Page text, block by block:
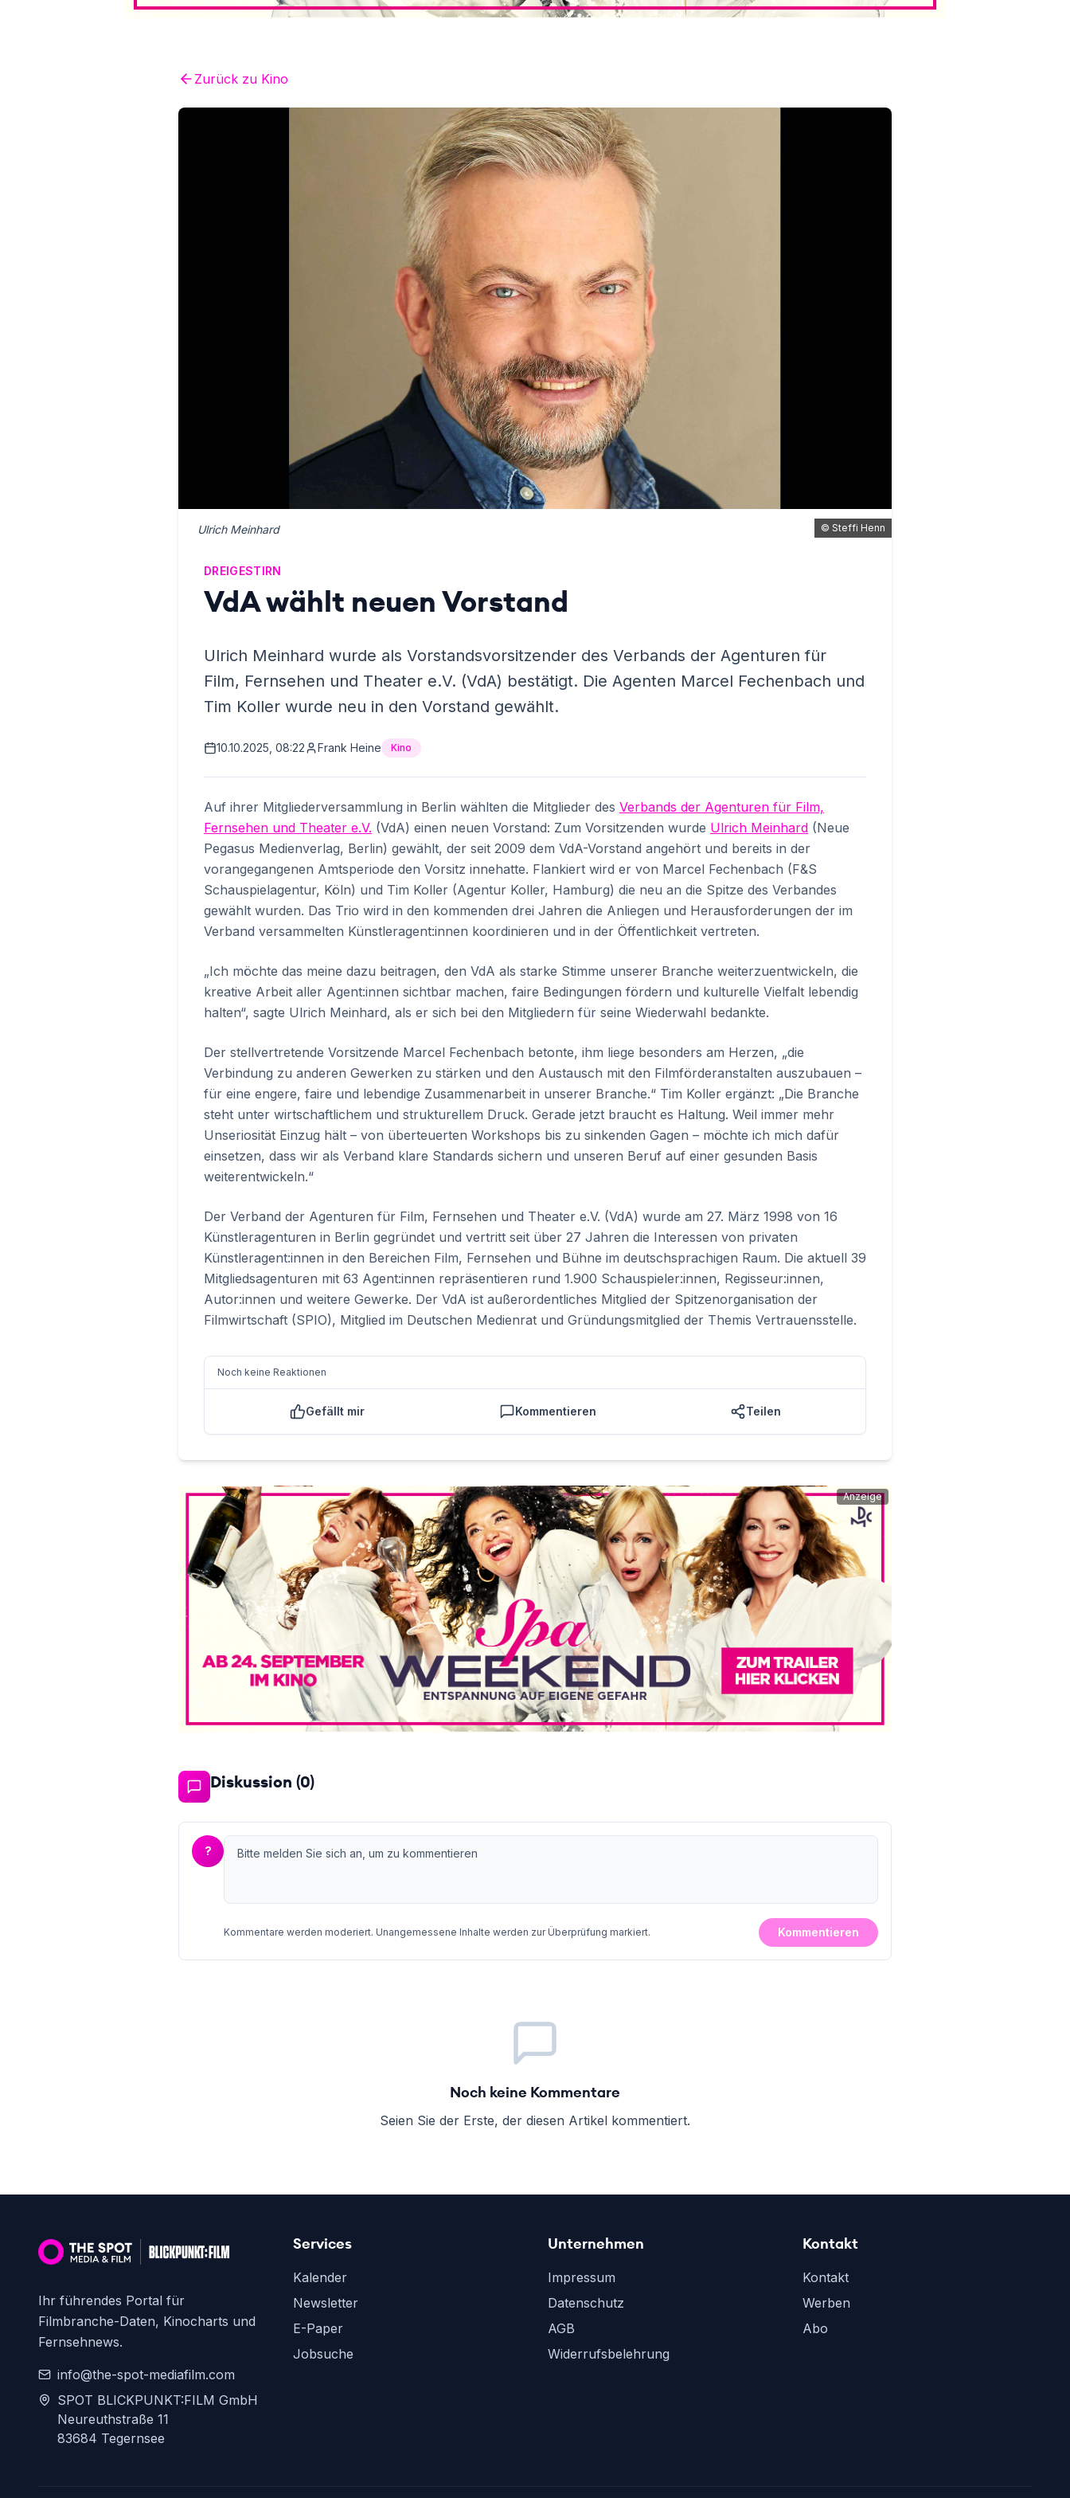
Zurück zu Kino
© Steffi Henn
Ulrich Meinhard
DREIGESTIRN
VdA wählt neuen Vorstand
Ulrich Meinhard wurde als Vorstandsvorsitzender des Verbands der Agenturen für
Film, Fernsehen und Theater e.V. (VdA) bestätigt. Die Agenten Marcel Fechenbach und
Tim Koller wurde neu in den Vorstand gewählt.
10.10.2025, 08:22 Frank Heine Kino
Auf ihrer Mitgliederversammlung in Berlin wählten die Mitglieder des Verbands der Agenturen für Film,
Fernsehen und Theater e.V. (VdA) einen neuen Vorstand: Zum Vorsitzenden wurde Ulrich Meinhard (Neue
Pegasus Medienverlag, Berlin) gewählt, der seit 2009 dem VdA-Vorstand angehört und bereits in der
vorangegangenen Amtsperiode den Vorsitz innehatte. Flankiert wird er von Marcel Fechenbach (F&S
Schauspielagentur, Köln) und Tim Koller (Agentur Koller, Hamburg) die neu an die Spitze des Verbandes
gewählt wurden. Das Trio wird in den kommenden drei Jahren die Anliegen und Herausforderungen der im
Verband versammelten Künstleragent:innen koordinieren und in der Öffentlichkeit vertreten.
„Ich möchte das meine dazu beitragen, den VdA als starke Stimme unserer Branche weiterzuentwickeln, die
kreative Arbeit aller Agent:innen sichtbar machen, faire Bedingungen fördern und kulturelle Vielfalt lebendig
halten“, sagte Ulrich Meinhard, als er sich bei den Mitgliedern für seine Wiederwahl bedankte.
Der stellvertretende Vorsitzende Marcel Fechenbach betonte, ihm liege besonders am Herzen, „die
Verbindung zu anderen Gewerken zu stärken und den Austausch mit den Filmförderanstalten auszubauen –
für eine engere, faire und lebendige Zusammenarbeit in unserer Branche.“ Tim Koller ergänzt: „Die Branche
steht unter wirtschaftlichem und strukturellem Druck. Gerade jetzt braucht es Haltung. Weil immer mehr
Unseriosität Einzug hält – von überteuerten Workshops bis zu sinkenden Gagen – möchte ich mich dafür
einsetzen, dass wir als Verband klare Standards sichern und unseren Beruf auf einer gesunden Basis
weiterentwickeln.“
Der Verband der Agenturen für Film, Fernsehen und Theater e.V. (VdA) wurde am 27. März 1998 von 16
Künstleragenturen in Berlin gegründet und vertritt seit über 27 Jahren die Interessen von privaten
Künstleragent:innen in den Bereichen Film, Fernsehen und Bühne im deutschsprachigen Raum. Die aktuell 39
Mitgliedsagenturen mit 63 Agent:innen repräsentieren rund 1.900 Schauspieler:innen, Regisseur:innen,
Autor:innen und weitere Gewerke. Der VdA ist außerordentliches Mitglied der Spitzenorganisation der
Filmwirtschaft (SPIO), Mitglied im Deutschen Medienrat und Gründungsmitglied der Themis Vertrauensstelle.
Noch keine Reaktionen
Gefällt mir Kommentieren Teilen
Anzeige
Diskussion (0)
?
Kommentare werden moderiert. Unangemessene Inhalte werden zur Überprüfung markiert. Kommentieren
Noch keine Kommentare
Seien Sie der Erste, der diesen Artikel kommentiert.
Ihr führendes Portal für
Filmbranche-Daten, Kinocharts und
Fernsehnews.
info@the-spot-mediafilm.com
SPOT BLICKPUNKT:FILM GmbH
Neureuthstraße 11
83684 Tegernsee
Services
Kalender
Newsletter
E-Paper
Jobsuche
Unternehmen
Impressum
Datenschutz
AGB
Widerrufsbelehrung
Kontakt
Kontakt
Werben
Abo